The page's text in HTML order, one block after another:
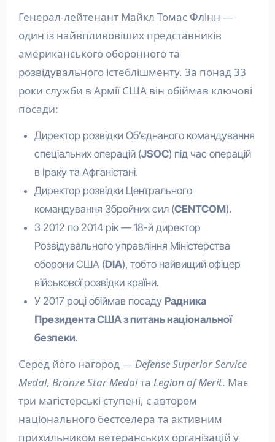
Генерал-лейтенант Майкл Томас Флінн —
один із найвпливовіших представників
американського оборонного та
розвідувального істеблішменту. За понад 33
роки служби в Армії США він обіймав ключові
посади:
Директор розвідки Об’єднаного командування
спеціальних операцій (JSOC) під час операцій
в Іраку та Афганістані.
Директор розвідки Центрального
командування Збройних сил (CENTCOM).
З 2012 по 2014 рік — 18-й директор
Розвідувального управління Міністерства
оборони США (DIA), тобто найвищий офіцер
військової розвідки країни.
У 2017 році обіймав посаду Радника
Президента США з питань національної
безпеки.
Серед його нагород —Defense Superior Service
Medal, Bronze Star Medalта Legion of Merit. Має
три магістерські ступені, є автором
національного бестселера та активним
прихильником ветеранських організацій у